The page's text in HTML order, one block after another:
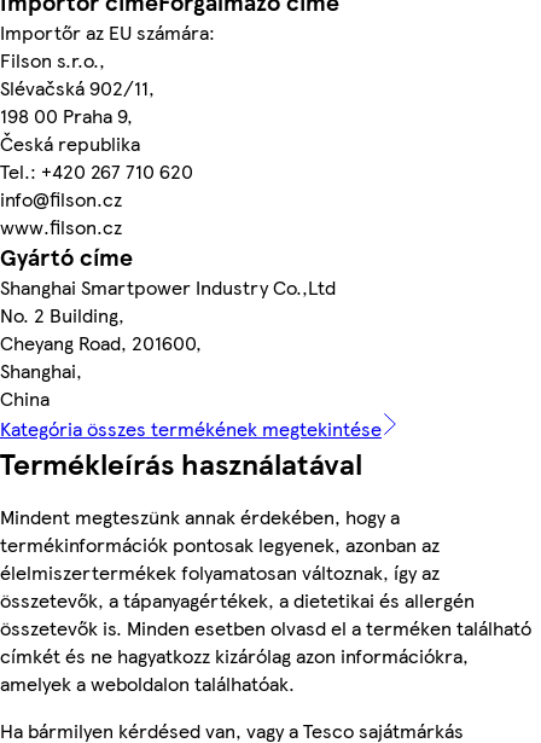
Importőr az EU számára:
Filson s.r.o.,
Slévačská 902/11,
198 00 Praha 9,
Česká republika
Tel.: +420 267 710 620
info@filson.cz
www.filson.cz
Gyártó címe
Shanghai Smartpower Industry Co.,Ltd
No. 2 Building,
Cheyang Road, 201600,
Shanghai,
China
Kategória összes termékének megtekintése
Termékleírás használatával
Mindent megteszünk annak érdekében, hogy a
termékinformációk pontosak legyenek, azonban az
élelmiszertermékek folyamatosan változnak, így az
összetevők, a tápanyagértékek, a dietetikai és allergén
összetevők is. Minden esetben olvasd el a terméken található
címkét és ne hagyatkozz kizárólag azon információkra,
amelyek a weboldalon találhatóak.
Ha bármilyen kérdésed van, vagy a Tesco sajátmárkás